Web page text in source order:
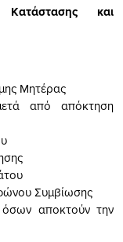
και
Μητέρας
από απόκτηση
Συμβίωσης
αποκτούν την